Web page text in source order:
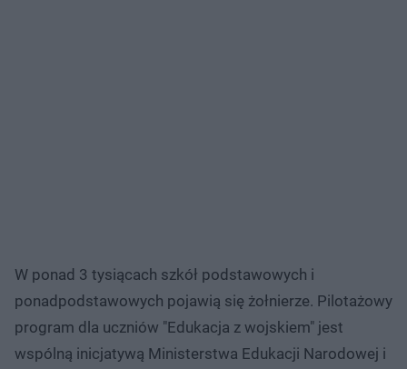
W ponad 3 tysiącach szkół podstawowych i
ponadpodstawowych pojawią się żołnierze. Pilotażowy
program dla uczniów "Edukacja z wojskiem" jest
wspólną inicjatywą Ministerstwa Edukacji Narodowej i